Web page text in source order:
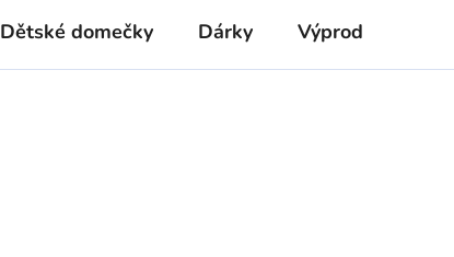
Dětské domečky Dárky Výprodej %